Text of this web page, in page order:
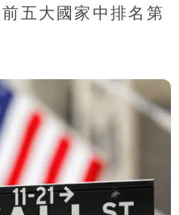
五大國家中排名第